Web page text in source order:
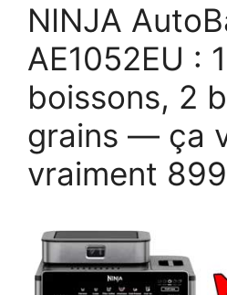
NINJA
AE1052EU :
boissons, 2
grains — ça
vraiment